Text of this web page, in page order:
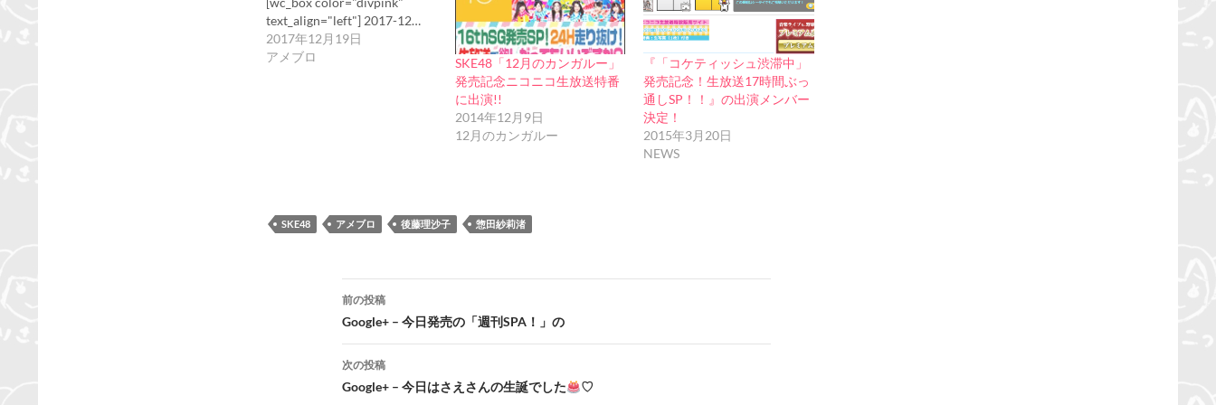
text_align="left"] 2017-12…
2017年12月19日
アメブロ
SKE48「12月のカンガルー」
発売記念ニコニコ生放送特番
に出演!!
2014年12月9日
12月のカンガルー
『「コケティッシュ渋滞中」
発売記念！生放送17時間ぶっ
通しSP！！』の出演メンバー
決定！
2015年3月20日
NEWS
SKE48 アメブロ 後藤理沙子 惣田紗莉渚
投
稿
ナ
ビ
前の投稿
Google+ – 今日発売の「週刊SPA！」の
次の投稿
Google+ – 今日はさえさんの生誕でした ♡